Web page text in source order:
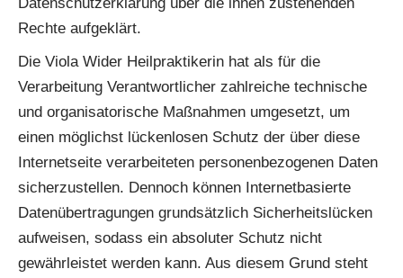
Rechte aufgeklärt.
Die Viola Wider Heilpraktikerin hat als für die
Verarbeitung Verantwortlicher zahlreiche technische
und organisatorische Maßnahmen umgesetzt, um
einen möglichst lückenlosen Schutz der über diese
Internetseite verarbeiteten personenbezogenen Daten
sicherzustellen. Dennoch können Internetbasierte
Datenübertragungen grundsätzlich Sicherheitslücken
aufweisen, sodass ein absoluter Schutz nicht
gewährleistet werden kann. Aus diesem Grund steht